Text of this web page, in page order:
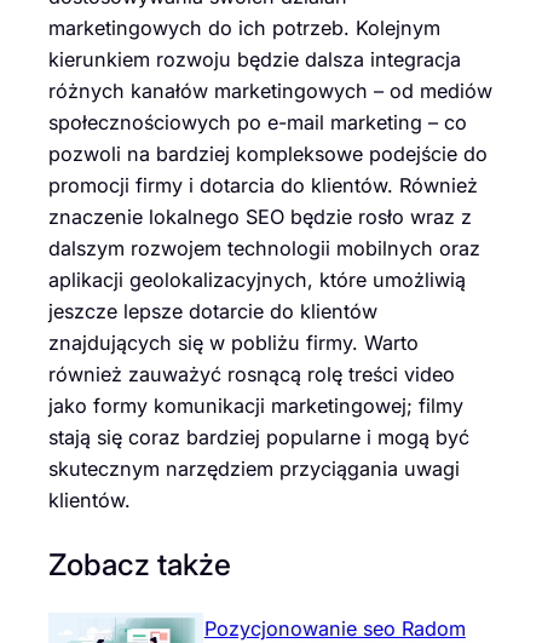
marketingowych do ich potrzeb. Kolejnym
kierunkiem rozwoju będzie dalsza integracja
różnych kanałów marketingowych – od mediów
społecznościowych po e-mail marketing – co
pozwoli na bardziej kompleksowe podejście do
promocji firmy i dotarcia do klientów. Również
znaczenie lokalnego SEO będzie rosło wraz z
dalszym rozwojem technologii mobilnych oraz
aplikacji geolokalizacyjnych, które umożliwią
jeszcze lepsze dotarcie do klientów
znajdujących się w pobliżu firmy. Warto
również zauważyć rosnącą rolę treści video
jako formy komunikacji marketingowej; filmy
stają się coraz bardziej popularne i mogą być
skutecznym narzędziem przyciągania uwagi
klientów.
Zobacz także
Pozycjonowanie seo Radom